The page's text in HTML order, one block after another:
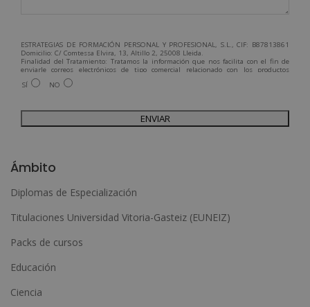
ESTRATEGIAS DE FORMACIÓN PERSONAL Y PROFESIONAL, S.L., CIF: B87813861
Domicilio: C/ Comtessa Elvira, 13, Altillo 2, 25008 Lleida.
Finalidad del Tratamiento: Tratamos la información que nos facilita con el fin de
enviarle correos electrónicos de tipo comercial relacionado con los productos
ofrecidos y otros tipo de productos que fueran de su interés.
Legitimación del tratamiento: Consentimiento del interesado.
Para más información consulte nuestra Política de Privacidad.
Desea recibir información comercial (vía telefónica y/o email):
SÍ NO
e
r
n
i
Ámbito
Diplomas de Especialización
Titulaciones Universidad Vitoria-Gasteiz (EUNEIZ)
Packs de cursos
Educación
Ciencia